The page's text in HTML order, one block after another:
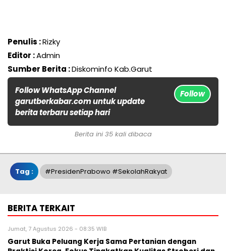
Penulis :Rizky
Editor :Admin
Sumber Berita :Diskominfo Kab.Garut
Follow WhatsApp Channel
garutberkabar.com untuk update
berita terbaru setiap hari
Follow
Berita ini 35 kali dibaca
Tag : #PresidenPrabowo #SekolahRakyat
BERITA TERKAIT
Jumat, 7 Agustus 2026 - 08:35 WIB
Garut Buka Peluang Kerja Sama Pertanian dengan